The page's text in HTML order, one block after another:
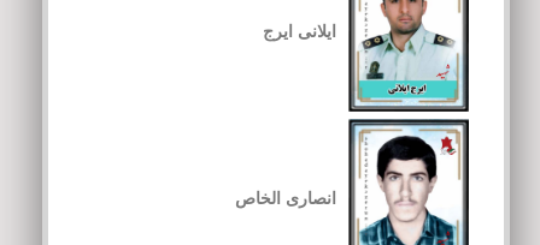
ایلانی ایرج
انصاری الخاص